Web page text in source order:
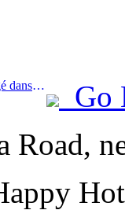
Prev:Blockbuster Movie Hotel : Plongé dans un voyage d'ombre et de lumière, Blockbuster Movie Hotel définit une nouvelle expérience de voyage
Go
Road,